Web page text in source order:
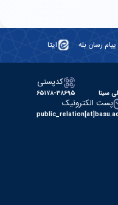
پیام رسان بله ایتا
سینا
کدپستی
۶۵۱۷۸-۳۸۶۹۵
پست الکترونیک